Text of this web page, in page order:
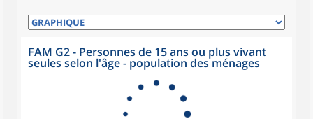
FAM G2 - Personnes de 15 ans ou plus vivant
seules selon l'âge - population des ménages